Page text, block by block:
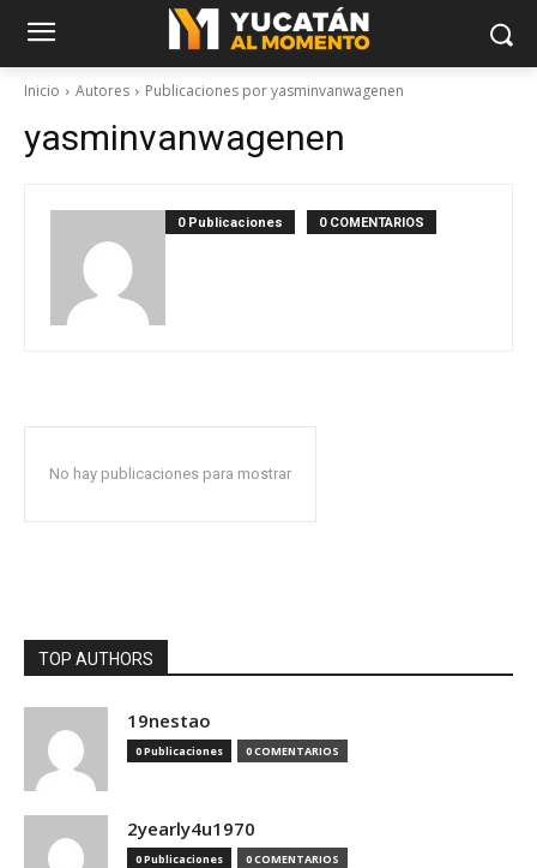
Inicio Autores Publicaciones por yasminvanwagenen
yasminvanwagenen
0 Publicaciones 0 COMENTARIOS
No hay publicaciones para mostrar
TOP AUTHORS
19nestao
0 Publicaciones 0 COMENTARIOS
2yearly4u1970
0 Publicaciones 0 COMENTARIOS